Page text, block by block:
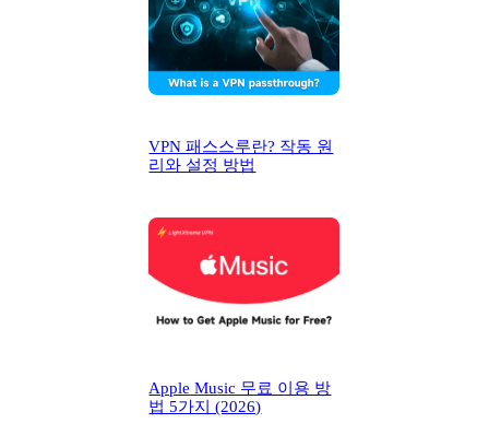
VPN 패스스루란? 작동 원
리와 설정 방법
Apple Music 무료 이용 방
법 5가지 (2026)